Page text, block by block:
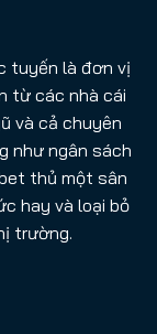
tuyến là đơn vị
từ các nhà cái
và cả chuyên
như ngân sách
thủ một sân
hay và loại bỏ
trường.